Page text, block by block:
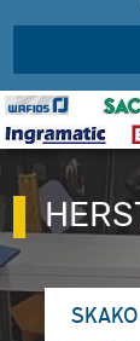
SKAKO